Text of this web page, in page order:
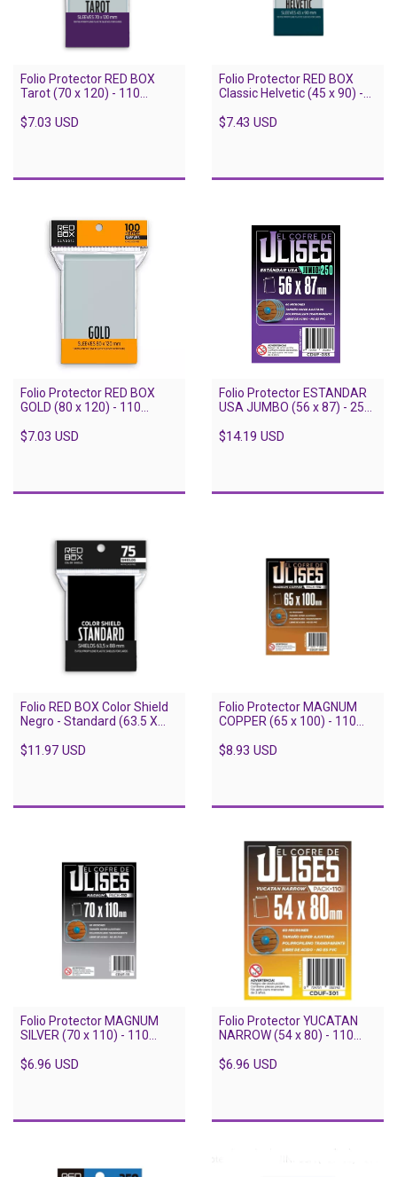
Folio Protector RED BOX
Tarot (70 x 120) - 110
$7.03 USD
Folio Protector RED BOX
Classic Helvetic (45 x 90) -
$7.43 USD
Folio Protector RED BOX
GOLD (80 x 120) - 110
$7.03 USD
Folio Protector ESTANDAR
USA JUMBO (56 x 87) - 250
$14.19 USD
Folio RED BOX Color Shield
Negro - Standard (63.5 X
$11.97 USD
Folio Protector MAGNUM
COPPER (65 x 100) - 110
$8.93 USD
Folio Protector MAGNUM
SILVER (70 x 110) - 110
$6.96 USD
Folio Protector YUCATAN
NARROW (54 x 80) - 110
$6.96 USD